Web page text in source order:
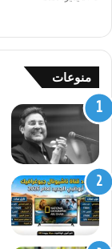
منوعات